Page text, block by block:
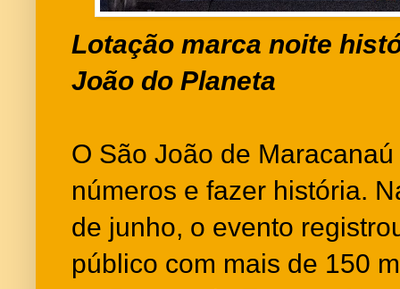
Lotação marca noite
João do Planeta
O São João de
números e fazer história.
de junho, o evento
público com mais de 150